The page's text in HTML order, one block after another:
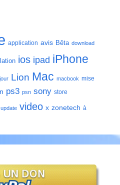
application avis Bêta download
ios ipad iPhone
jour Lion Mac macbook mise
ps3 psn sony store
update video x zonetech à